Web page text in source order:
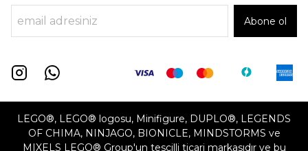
Abone ol
LEGO®, LEGO® logosu, Minifigure, DUPLO®, LEGENDS
OF CHIMA, NINJAGO, BIONICLE, MINDSTORMS ve
MIXELS LEGO® Group'un tescilli ticari markasıdır ve bu